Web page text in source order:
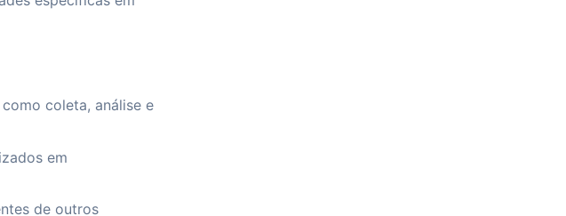
coleta, análise e
em
de outros